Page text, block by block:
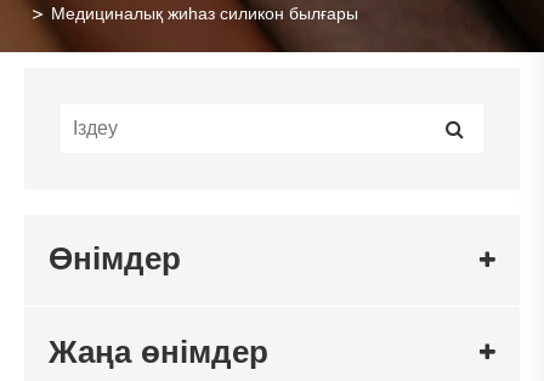
Медициналық жиһаз силикон былғары
Өнімдер
Жаңа өнімдер